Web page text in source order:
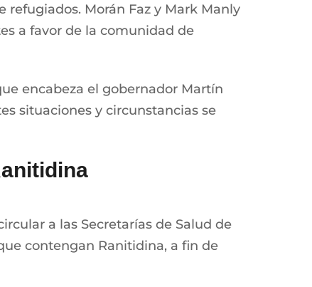
Morán Faz y Mark Manly
a favor de la comunidad de
encabeza el gobernador Martín
situaciones y circunstancias se
a las Secretarías de Salud de
contengan Ranitidina, a fin de